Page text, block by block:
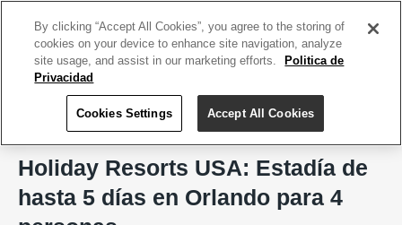
Holiday Resorts USA
Holiday Resorts USA: Estadía de
hasta 5 días en Orlando para 4
By clicking “Accept All Cookies”, you agree to the storing of
cookies on your device to enhance site navigation, analyze
site usage, and assist in our marketing efforts.
Politica de
Privacidad
Cookies Settings Accept All Cookies